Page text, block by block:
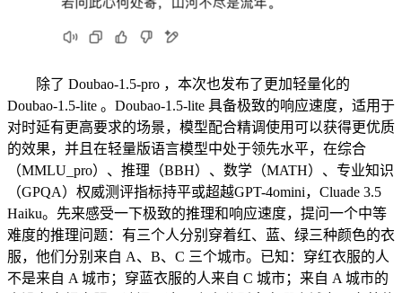
除了 Doubao-1.5-pro ，本次也发布了更加轻量化的
Doubao-1.5-lite 。Doubao-1.5-lite 具备极致的响应速度，适用于
对时延有更高要求的场景，模型配合精调使用可以获得更优质
的效果，并且在轻量版语言模型中处于领先水平，在综合
（MMLU_pro）、推理（BBH）、数学（MATH）、专业知识
（GPQA）权威测评指标持平或超越GPT-4omini，Cluade 3.5
Haiku。先来感受一下极致的推理和响应速度，提问一个中等
难度的推理问题：有三个人分别穿着红、蓝、绿三种颜色的衣
服，他们分别来自 A、B、C 三个城市。已知：穿红衣服的人
不是来自 A 城市；穿蓝衣服的人来自 C 城市；来自 A 城市的